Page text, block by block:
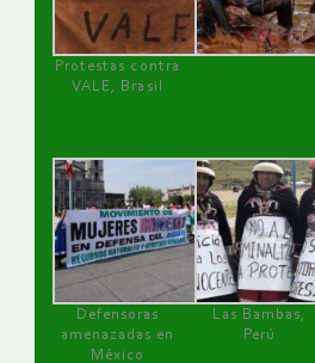
Protestas contra
VALE, Brasil
Defensoras
amenazadas en
México
Las Bambas,
Perú